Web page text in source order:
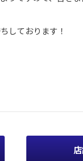
しております！